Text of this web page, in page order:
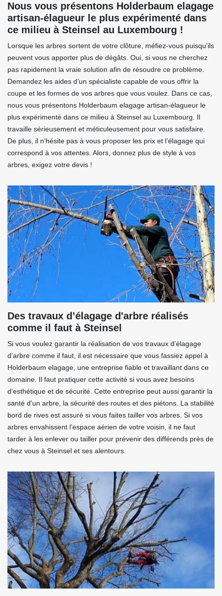
Nous vous présentons Holderbaum elagage
artisan-élagueur le plus expérimenté dans
ce milieu à Steinsel au Luxembourg !
Lorsque les arbres sortent de votre clôture, méfiez-vous puisqu’ils
peuvent vous apporter plus de dégâts. Oui, si vous ne cherchez
pas rapidement la vraie solution afin de résoudre ce problème.
Demandez les aides d’un spécialiste capable de vous offrir la
coupe et les formes de vos arbres que vous voulez. Dans ce cas,
nous vous présentons Holderbaum elagage artisan-élagueur le
plus expérimenté dans ce milieu à Steinsel au Luxembourg. Il
travaille sérieusement et méticuleusement pour vous satisfaire.
De plus, il n’hésite pas à vous proposer les prix et l’élagage qui
correspond à vos attentes. Alors, donnez plus de style à vos
arbres, exigez votre devis !
Des travaux d’élagage d'arbre réalisés
comme il faut à Steinsel
Si vous voulez garantir la réalisation de vos travaux d’élagage
d’arbre comme il faut, il est nécessaire que vous fassiez appel à
Holderbaum elagage, une entreprise fiable et travaillant dans ce
domaine. Il faut pratiquer cette activité si vous avez besoins
d’esthétique et de sécurité. Cette entreprise peut aussi garantir la
santé d'un arbre, la sécurité des routes et des piétons. La stabilité
bord de rives est assuré si vous faites tailler vos arbres. Si vos
arbres envahissent l’espace aérien de votre voisin, il ne faut
tarder à les enlever ou tailler pour prévenir des différends près de
chez vous à Steinsel et ses alentours.